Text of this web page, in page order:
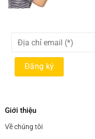
Giới thiệu
Về chúng tôi